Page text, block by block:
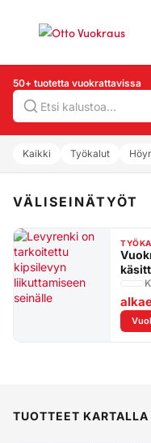
Hae
50+ tuotetta vuokrattavissa
Kaikki Työkalut
VÄLISEINÄTYÖT
TUOTTEET KARTALLA